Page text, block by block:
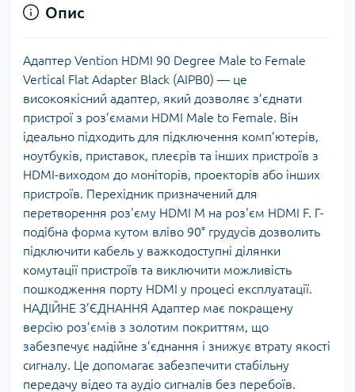
Опис
Адаптер Vention HDMI 90 Degree Male to Female
Vertical Flat Adapter Black (AIPB0) — це
високоякісний адаптер, який дозволяє з’єднати
пристрої з роз’ємами HDMI Male to Female. Він
ідеально підходить для підключення комп’ютерів,
ноутбуків, приставок, плеєрів та інших пристроїв з
HDMI-виходом до моніторів, проекторів або інших
пристроїв. Перехідник призначений для
перетворення роз'єму HDMI M на роз'єм HDMI F. Г-
подібна форма кутом вліво 90° грудусів дозволить
підключити кабель у важкодоступні ділянки
комутації пристроїв та виключити можливість
пошкодження порту HDMI у процесі експлуатації.
НАДІЙНЕ З’ЄДНАННЯ Адаптер має покращену
версію роз’ємів з золотим покриттям, що
забезпечує надійне з’єднання і знижує втрату якості
сигналу. Це допомагає забезпечити стабільну
передачу відео та аудіо сигналів без перебоїв.